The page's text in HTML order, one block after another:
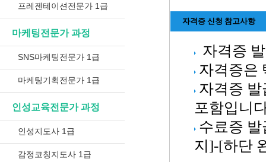
프레젠테이션전문가 1급
마케팅전문가 과정
SNS마케팅전문가 1급
마케팅기획전문가 1급
인성교육전문가 과정
인성지도사 1급
감정코칭지도사 1급
자격증 신청 참고사항
자격증
자격증은
자격증
포함입니
수료증
지]-[하단